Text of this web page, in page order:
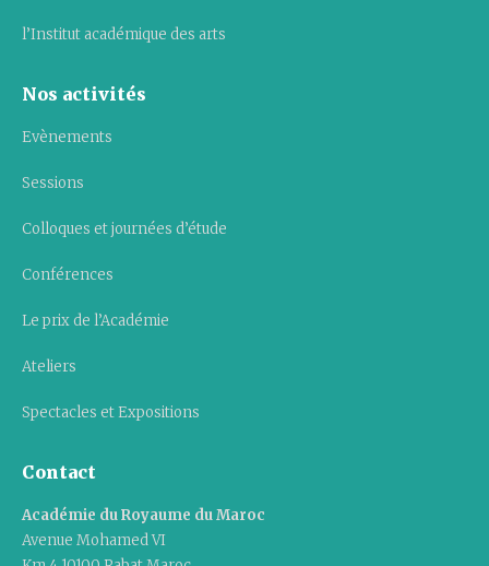
l’Institut académique des arts
Nos activités
Evènements
Sessions
Colloques et journées d’étude
Conférences
Le prix de l’Académie
Ateliers
Spectacles et Expositions
Contact
Académie du Royaume du Maroc
Avenue Mohamed VI